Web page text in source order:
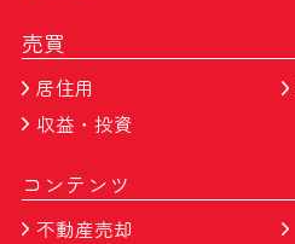
売買
居住用
収益・投資
コンテンツ
不動産売却